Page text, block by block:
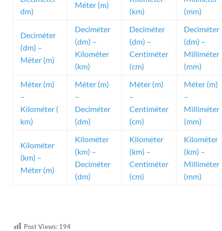
dm)
Méter (m)
(km)
(mm)
Deciméter
(dm) –
Méter (m)
Deciméter
(dm) –
Kilométer
(km)
Deciméter
(dm) –
Centiméter
(cm)
Deciméter
(dm) –
Milliméter
(mm)
Méter (m)
–
Kilométer (
km)
Méter (m)
–
Deciméter
(dm)
Méter (m)
–
Centiméter
(cm)
Méter (m)
–
Milliméter
(mm)
Kilométer
(km) –
Méter (m)
Kilométer
(km) –
Deciméter
(dm)
Kilométer
(km) –
Centiméter
(cm)
Kilométer
(km) –
Milliméter
(mm)
Post Views: 194